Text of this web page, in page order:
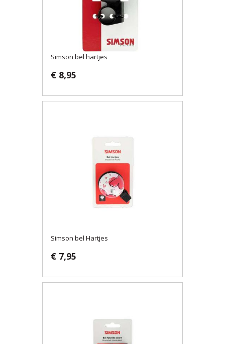
Simson bel hartjes
€ 8,95
Simson bel Hartjes
€ 7,95